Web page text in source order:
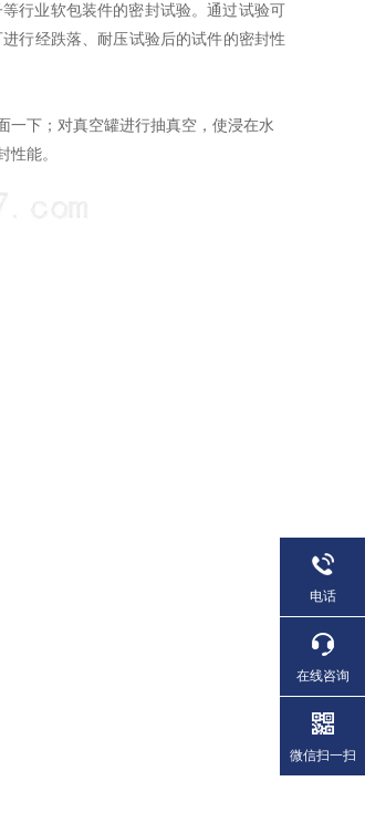
行业软包装件的密封试验。通过试验可
行经跌落、耐压试验后的试件的密封性
一下；对真空罐进行抽真空，使浸在水
能。
电话
在线咨询
微信扫一扫